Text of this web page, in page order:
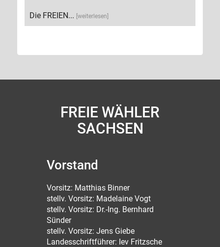
Die FREIEN... [weiterlesen]
FREIE WÄHLER
SACHSEN
Vorstand
Vorsitz: Matthias Binner
stellv. Vorsitz: Madelaine Vogt
stellv. Vorsitz: Dr.-Ing. Bernhard
Sünder
stellv. Vorsitz: Jens Giebe
Landesschriftführer: Iev Fritzsche